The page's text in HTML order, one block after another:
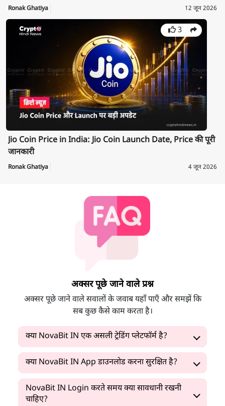
Ronak Ghatiya 12 जून 2026
3
Jio Coin Price in India: Jio Coin Launch Date, Price की पूरी
जानकारी
Ronak Ghatiya 4 जून 2026
अक्सर पूछे जाने वाले प्रश्न
अक्सर पूछे जाने वाले सवालों के जवाब यहाँ पाएँ और समझें कि
सब कुछ कैसे काम करता है।
क्या NovaBit IN एक असली ट्रेडिंग प्लेटफॉर्म है?
क्या NovaBit IN App डाउनलोड करना सुरक्षित है?
NovaBit IN Login करते समय क्या सावधानी रखनी
चाहिए?